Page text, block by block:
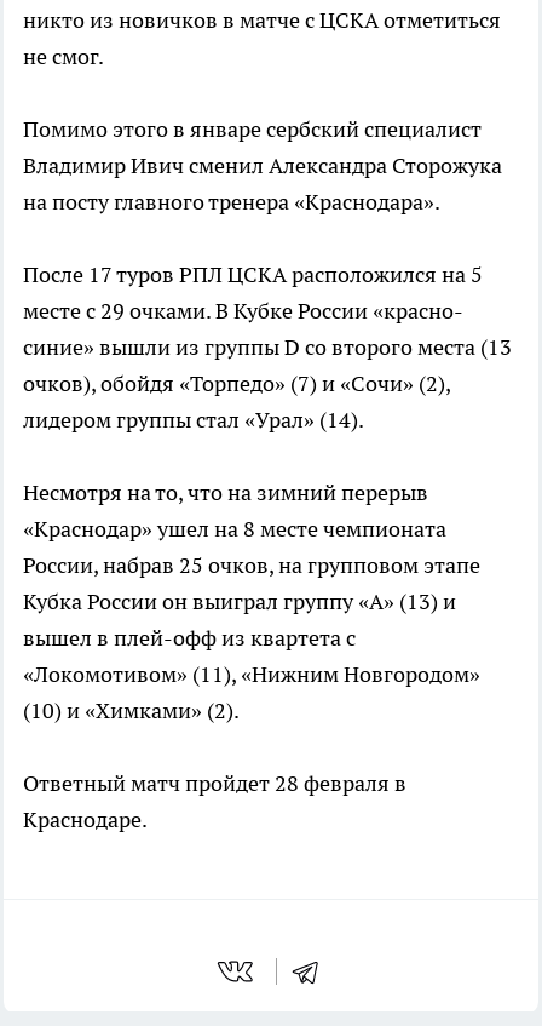
никто из новичков в матче с ЦСКА отметиться
не смог.
Помимо этого в январе сербский специалист
Владимир Ивич сменил Александра Сторожука
на посту главного тренера «Краснодара».
После 17 туров РПЛ ЦСКА расположился на 5
месте с 29 очками. В Кубке России «красно-
синие» вышли из группы D со второго места (13
очков), обойдя «Торпедо» (7) и «Сочи» (2),
лидером группы стал «Урал» (14).
Несмотря на то, что на зимний перерыв
«Краснодар» ушел на 8 месте чемпионата
России, набрав 25 очков, на групповом этапе
Кубка России он выиграл группу «А» (13) и
вышел в плей-офф из квартета с
«Локомотивом» (11), «Нижним Новгородом»
(10) и «Химками» (2).
Ответный матч пройдет 28 февраля в
Краснодаре.